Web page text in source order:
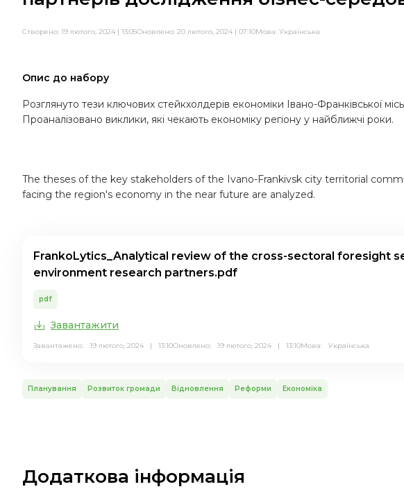
Створено: 19 лютого, 2024 | 13:05Оновлено: 20 лютого, 2024 | 07:10Мова: Українська
Опис до набору
Розглянуто тези ключових стейкхолдерів економіки Івано-Франківської
Проаналізовано виклики, які чекають економіку регіону у найближчі роки.
The theses of the key stakeholders of the Ivano-Frankivsk city territorial
facing the region's economy in the near future are analyzed.
FrankoLytics_Analytical review of the cross-sectoral foresight
environment research partners.pdf
pdf
Завантажити
Завантажено: 19 лютого, 2024 | 13:10Оновлено: 19 лютого, 2024 | 13:10Мова: Українська
Планування Розвиток громади Відновлення Реформи Економіка
Додаткова інформація